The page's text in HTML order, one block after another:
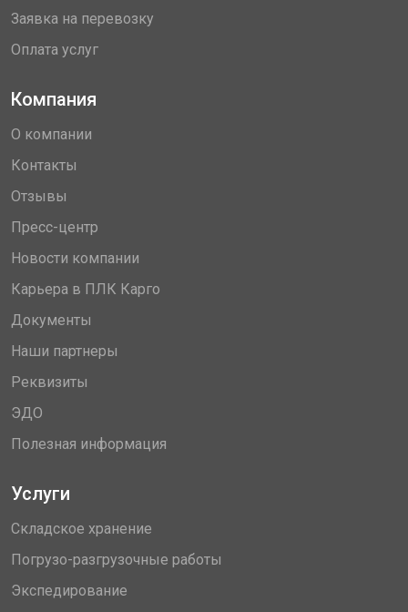
Заявка на перевозку
Оплата услуг
Компания
О компании
Контакты
Отзывы
Пресс-центр
Новости компании
Карьера в ПЛК Карго
Документы
Наши партнеры
Реквизиты
ЭДО
Полезная информация
Услуги
Складское хранение
Погрузо-разгрузочные работы
Экспедирование